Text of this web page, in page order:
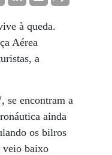
à queda.
Aérea
a
se encontram a
ainda
os bilros
veio baixo